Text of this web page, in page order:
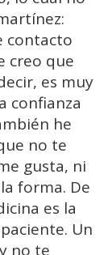
contacto
creo que
es muy
confianza
he
no te
gusta, ni
forma. De
es la
Un
no te